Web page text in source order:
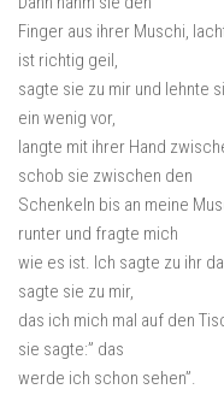
Finger aus ihrer Muschi,
ist richtig geil,
sagte sie zu mir und lehnte
ein wenig vor,
langte mit ihrer Hand
schob sie zwischen den
Schenkeln bis an meine
runter und fragte mich
wie es ist. Ich sagte zu ihr
sagte sie zu mir,
das ich mich mal auf den
sie sagte:” das
werde ich schon sehen”.